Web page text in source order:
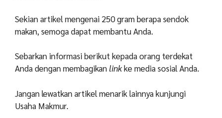
Sekian artikel mengenai 250 gram berapa sendok
makan, semoga dapat membantu Anda.
Sebarkan informasi berikut kepada orang terdekat
Anda dengan membagikanlinkke media sosial Anda.
Jangan lewatkan artikel menarik lainnya kunjungi
Usaha Makmur.